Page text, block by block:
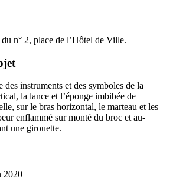
n° 2, place de l’Hôtel de Ville.
instruments et des symboles de la
la lance et l’éponge imbibée de
sur le bras horizontal, le marteau et les
enflammé sur monté du broc et au-
une girouette.
2020